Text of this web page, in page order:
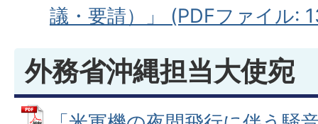
議・要請）」 (PDFファイル:
外務省沖縄担当大使宛